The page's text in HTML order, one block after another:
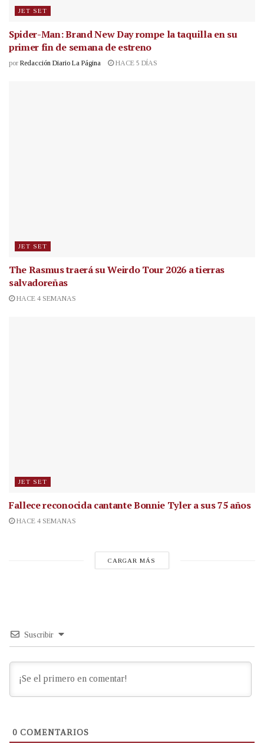
JET SET
Spider-Man: Brand New Day rompe la taquilla en su
primer fin de semana de estreno
por Redacción Diario La Página HACE 5 DÍAS
JET SET
The Rasmus traerá su Weirdo Tour 2026 a tierras
salvadoreñas
HACE 4 SEMANAS
JET SET
Fallece reconocida cantanteBonnie Tyler a sus 75 años
HACE 4 SEMANAS
CARGAR MÁS
Suscribir
0 COMENTARIOS